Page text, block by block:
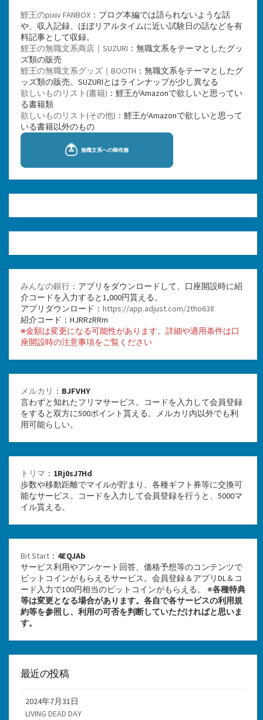
鯉王のpixiv FANBOX ：ブログ本編では語られないような話
や、収入記録、ほぼリアルタイムに近い試験日の話などを有
料記事として収録。
鯉王の無職文系商店｜SUZURI ：無職文系をテーマとしたグッ
ズ類の販売
鯉王の無職文系グッズ｜BOOTH ：無職文系をテーマとしたグ
ッズ類の販売。SUZURIとはラインナップが少し異なる
欲しいものリスト(書籍) ：鯉王がAmazonで欲しいと思ってい
る書籍類
欲しいものリスト(その他) ：鯉王がAmazonで欲しいと思って
いる書籍以外のもの
みんなの銀行 ：アプリをダウンロードして、口座開設時に紹
介コードを入力すると1,000円貰える。
アプリダウンロード： https://app.adjust.com/2tho638
紹介コード：HJRRzRRm
※金額は変更になる可能性があります。詳細や適用条件は口
座開設時の注意事項をご覧ください
メルカリ ： BJFVHY
言わずと知れたフリマサービス。コードを入力して会員登録
をすると双方に500ポイント貰える。メルカリ内以外でも利
用可能らしい。
トリマ ： 1Rj0sJ7Hd
歩数や移動距離でマイルが貯まり、各種ギフト券等に交換可
能なサービス。コードを入力して会員登録を行うと、5000マ
イル貰える。
Bit Start ： 4EQJAb
サービス利用やアンケート回答、価格予想等のコンテンツで
ビットコインがもらえるサービス。会員登録＆アプリDL＆コ
ード入力で100円相当のビットコインがもらえる。 ※各種特典
等は変更となる場合があります。各自で各サービスの利用規
約等を参照し、利用の可否を判断していただければと思いま
す。
最近の投稿
2024年7月31日
LIVING DEAD DAY